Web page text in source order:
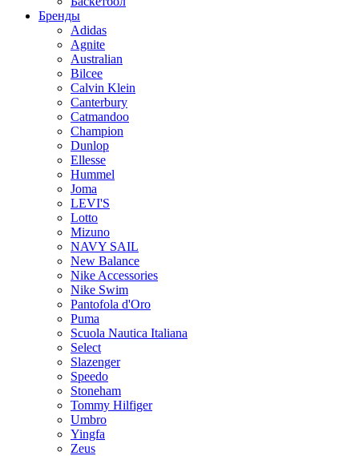
Бренды
Adidas
Agnite
Australian
Bilcee
Calvin Klein
Canterbury
Catmandoo
Champion
Dunlop
Ellesse
Hummel
Joma
LEVI'S
Lotto
Mizuno
NAVY SAIL
New Balance
Nike Accessories
Nike Swim
Pantofola d'Oro
Puma
Scuola Nautica Italiana
Select
Slazenger
Speedo
Stoneham
Tommy Hilfiger
Umbro
Yingfa
Zeus